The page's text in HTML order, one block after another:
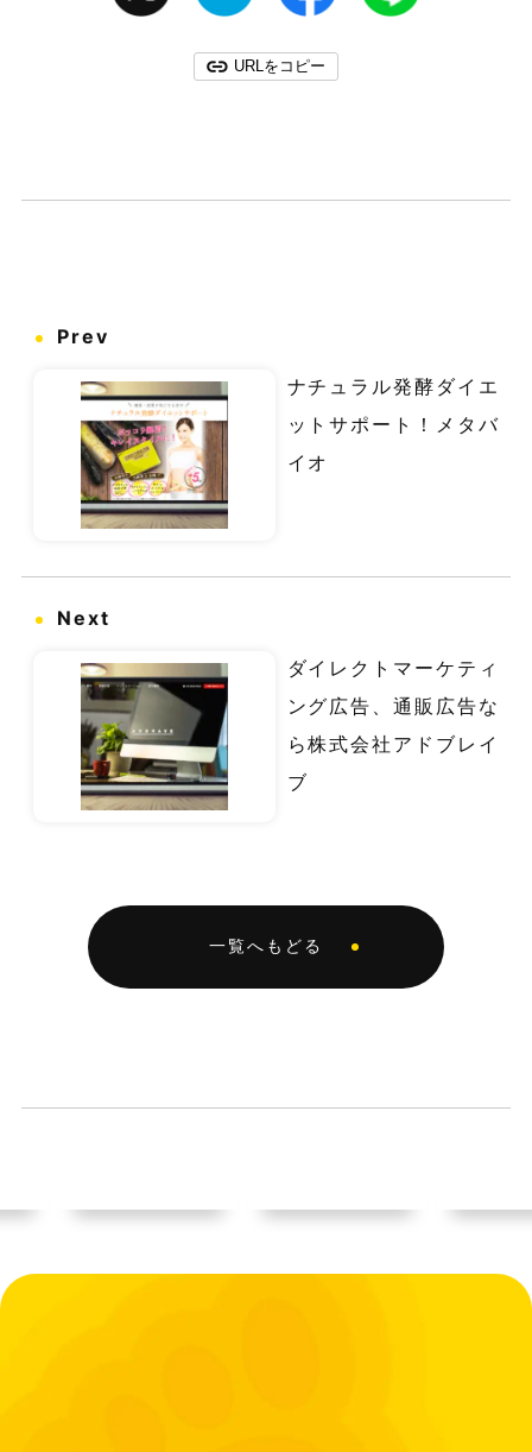
URLをコピー
Prev
ナチュラル発酵ダイエ
ットサポート！メタバ
イオ
Next
ダイレクトマーケティ
ング広告、通販広告な
ら株式会社アドブレイ
ブ
一覧へもどる